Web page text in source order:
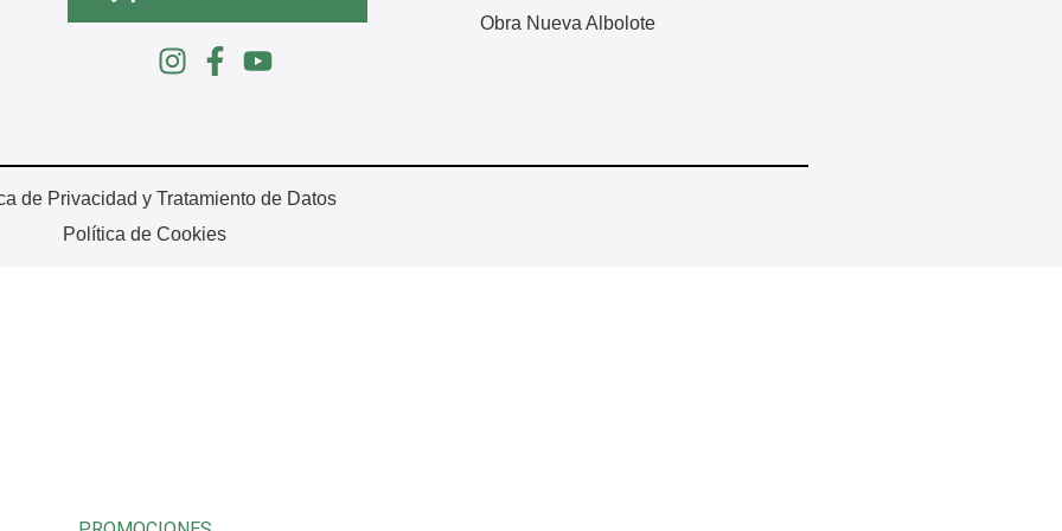
Obra Nueva Albolote
de Privacidad y Tratamiento de Datos
Política de Cookies